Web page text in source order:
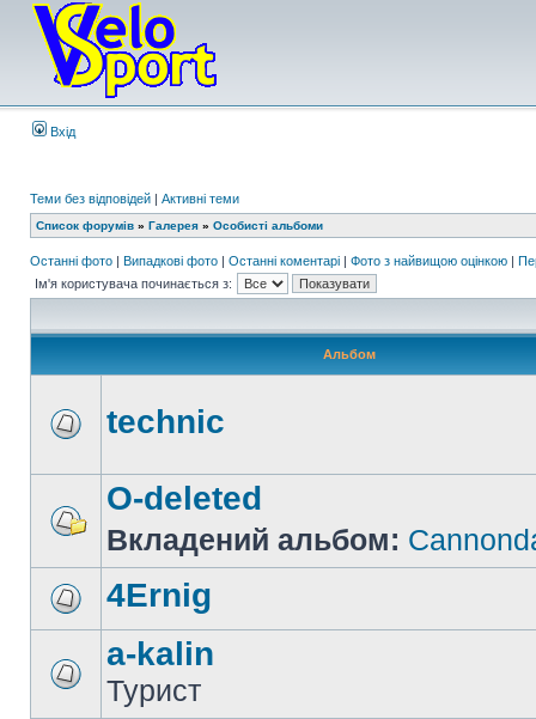
Вхід
Теми без відповідей | Активні теми
Список форумів » Галерея » Особисті альбоми
Останні фото | Випадкові фото | Останні коментарі | Фото з найвищою оцінкою |
Ім'я користувача починається з:
Альбом
technic
O-deleted
Вкладений альбом:
4Ernig
a-kalin
Турист